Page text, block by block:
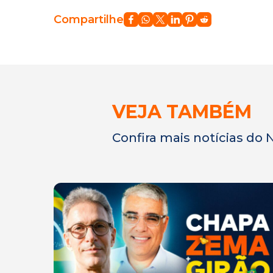
Compartilhe
VEJA TAMBÉM
Confira mais notícias do